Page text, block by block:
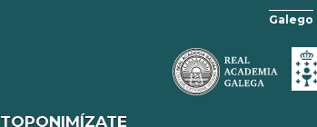
Galego
TOPONIMÍZATE